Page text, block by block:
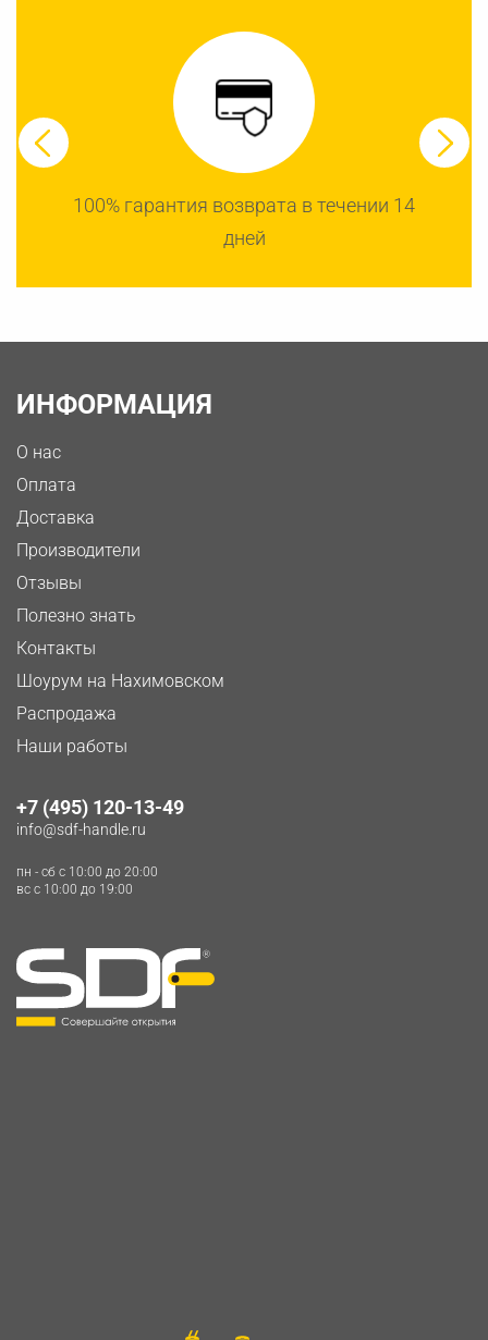
100% гарантия возврата в течении 14
дней
ИНФОРМАЦИЯ
О нас
Оплата
Доставка
Производители
Отзывы
Полезно знать
Контакты
Шоурум на Нахимовском
Распродажа
Наши работы
+7 (495) 120-13-49
info@sdf-handle.ru
пн - сб c 10:00 до 20:00
вс c 10:00 до 19:00